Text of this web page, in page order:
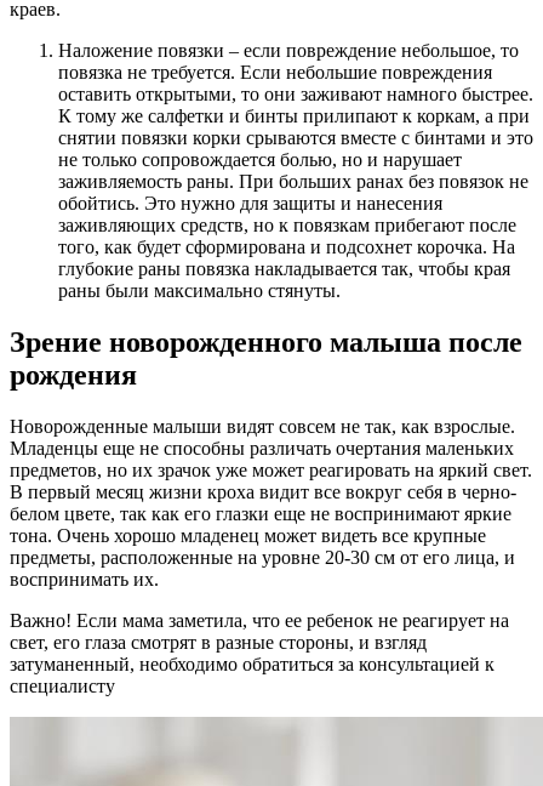
краев.
Наложение повязки – если повреждение небольшое, то
повязка не требуется. Если небольшие повреждения
оставить открытыми, то они заживают намного быстрее.
К тому же салфетки и бинты прилипают к коркам, а при
снятии повязки корки срываются вместе с бинтами и это
не только сопровождается болью, но и нарушает
заживляемость раны. При больших ранах без повязок не
обойтись. Это нужно для защиты и нанесения
заживляющих средств, но к повязкам прибегают после
того, как будет сформирована и подсохнет корочка. На
глубокие раны повязка накладывается так, чтобы края
раны были максимально стянуты.
Зрение новорожденного малыша после
рождения
Новорожденные малыши видят совсем не так, как взрослые.
Младенцы еще не способны различать очертания маленьких
предметов, но их зрачок уже может реагировать на яркий свет.
В первый месяц жизни кроха видит все вокруг себя в черно-
белом цвете, так как его глазки еще не воспринимают яркие
тона. Очень хорошо младенец может видеть все крупные
предметы, расположенные на уровне 20-30 см от его лица, и
воспринимать их.
Важно! Если мама заметила, что ее ребенок не реагирует на
свет, его глаза смотрят в разные стороны, и взгляд
затуманенный, необходимо обратиться за консультацией к
специалисту